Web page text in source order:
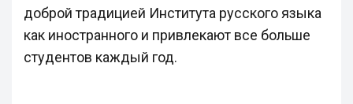
доброй традицией Института русского языка
как иностранного и привлекают все больше
студентов каждый год.